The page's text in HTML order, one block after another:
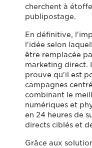
cherchent à
publipostage.
En définitive,
l'idée selon
être remplacée
marketing direct.
prouve qu'il est
campagnes
combinant le
numériques et
en 24 heures de
directs ciblés et
Grâce aux